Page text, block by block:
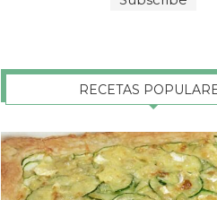
RECETAS